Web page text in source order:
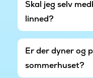
Skal jeg selv
linned?
Er der dyner og
sommerhuset?